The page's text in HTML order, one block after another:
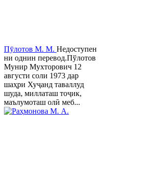
Пӯлотов М. М. Недоступен
ни однин перевод.Пўлотов
Мунир Мухторович 12
августи соли 1973 дар
шаҳри Хуҷанд таваллуд
шуда, миллаташ тоҷик,
маълумоташ олӣ меб...